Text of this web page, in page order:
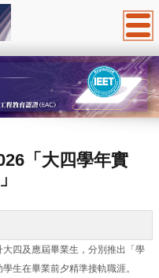
「大四學年實
四及應屆畢業生，分別推出「學
生在畢業前夕精準接軌職涯。